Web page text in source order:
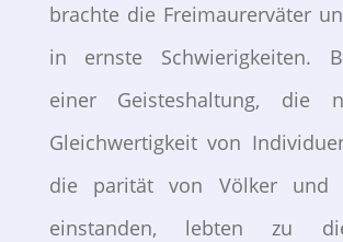
brachte die Freimaurerväter
in ernste Schwierigkeiten.
einer Geisteshaltung, die
Gleichwertigkeit von
die parität von Völker und
einstanden, lebten zu